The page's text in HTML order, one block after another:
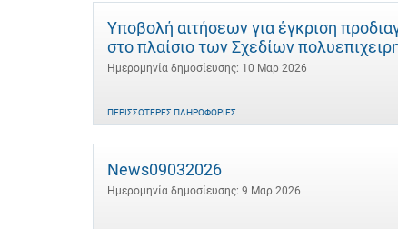
Υποβολή αιτήσεων για έγκριση
στο πλαίσιο των Σχεδίων
Ημερομηνία δημοσίευσης: 10 Μαρ 2026
ΠΕΡΙΣΣΌΤΕΡΕΣ ΠΛΗΡΟΦΟΡΊΕΣ
News09032026
Ημερομηνία δημοσίευσης: 9 Μαρ 2026